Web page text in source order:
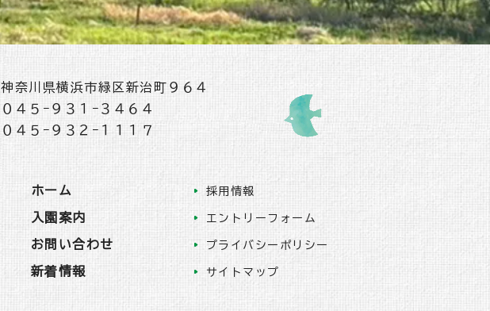
神奈川県横浜市緑区新治町９６４
０４５−９３１−３４６４
０４５−９３２−１１１７
ホーム
入園案内
お問い合わせ
新着情報
採用情報
エントリーフォーム
プライバシーポリシー
サイトマップ